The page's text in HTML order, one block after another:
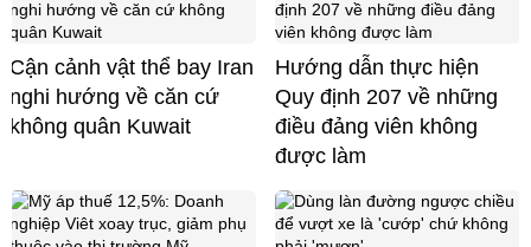
Cận cảnh vật thể bay Iran
nghi hướng về căn cứ
không quân Kuwait
Hướng dẫn thực hiện
Quy định 207 về những
điều đảng viên không
được làm